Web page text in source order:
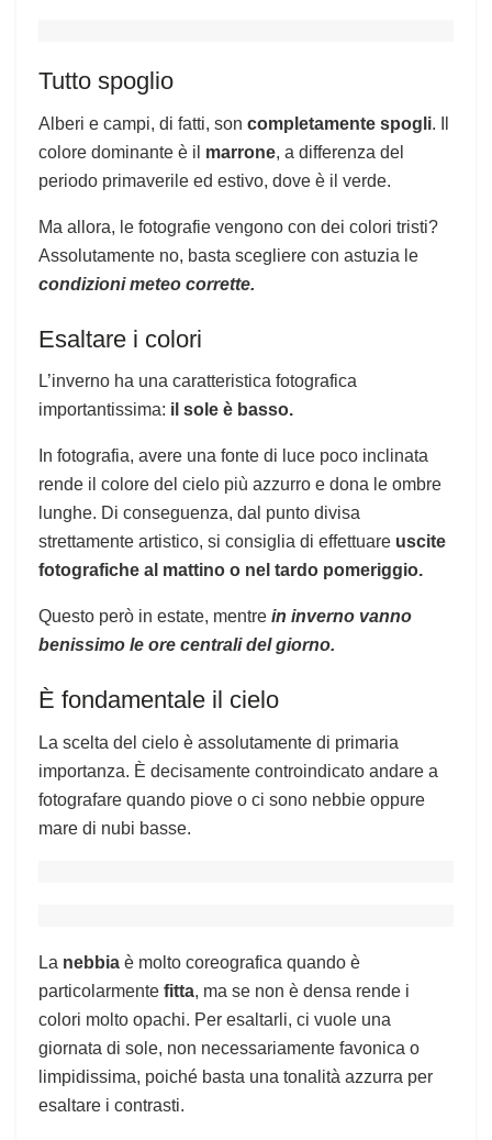
Tutto spoglio
Alberi e campi, di fatti, son completamente spogli. Il
colore dominante è il marrone, a differenza del
periodo primaverile ed estivo, dove è il verde.
Ma allora, le fotografie vengono con dei colori tristi?
Assolutamente no, basta scegliere con astuzia le
condizioni meteo corrette.
Esaltare i colori
L’inverno ha una caratteristica fotografica
importantissima: il sole è basso.
In fotografia, avere una fonte di luce poco inclinata
rende il colore del cielo più azzurro e dona le ombre
lunghe. Di conseguenza, dal punto divisa
strettamente artistico, si consiglia di effettuare uscite
fotografiche al mattino o nel tardo pomeriggio.
Questo però in estate, mentre in inverno vanno
benissimo le ore centrali del giorno.
È fondamentale il cielo
La scelta del cielo è assolutamente di primaria
importanza. È decisamente controindicato andare a
fotografare quando piove o ci sono nebbie oppure
mare di nubi basse.
La nebbia è molto coreografica quando è
particolarmente fitta, ma se non è densa rende i
colori molto opachi. Per esaltarli, ci vuole una
giornata di sole, non necessariamente favonica o
limpidissima, poiché basta una tonalità azzurra per
esaltare i contrasti.